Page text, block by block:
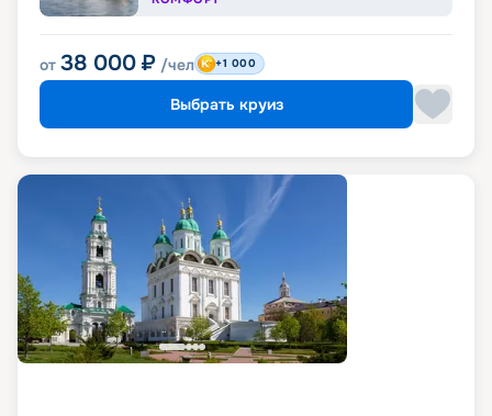
от 38 000 ₽ /чел +1 000
Выбрать круиз